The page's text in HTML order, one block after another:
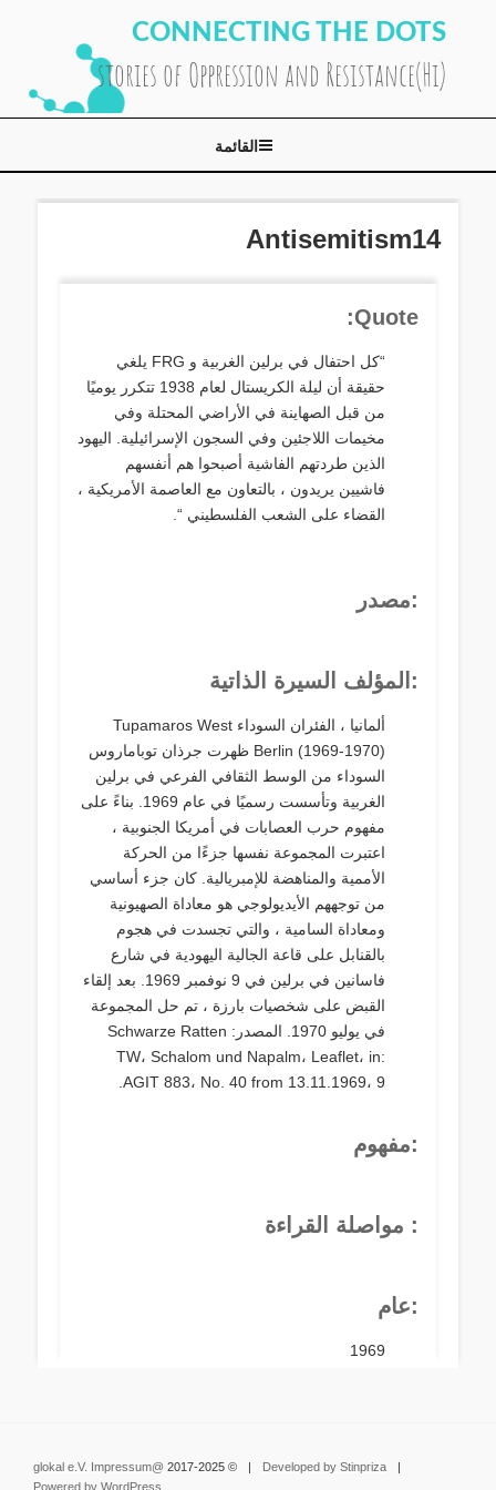
المحتوى
CONNECTING THE DOTS
(Hi)stories of Oppression and Resistance
القائمة
Antisemitism14
Quote:
“كل احتفال في برلين الغربية و FRG يلغي
حقيقة أن ليلة الكريستال لعام 1938 تتكرر يوميًا
من قبل الصهاينة في الأراضي المحتلة وفي
مخيمات اللاجئين وفي السجون الإسرائيلية. اليهود
الذين طردتهم الفاشية أصبحوا هم أنفسهم
فاشيين يريدون ، بالتعاون مع العاصمة الأمريكية ،
القضاء على الشعب الفلسطيني “.
:مصدر
:المؤلف السيرة الذاتية
ألمانيا ، الفئران السوداء Tupamaros West
Berlin (1969-1970) ظهرت جرذان توباماروس
السوداء من الوسط الثقافي الفرعي في برلين
الغربية وتأسست رسميًا في عام 1969. بناءً على
مفهوم حرب العصابات في أمريكا الجنوبية ،
اعتبرت المجموعة نفسها جزءًا من الحركة
الأممية والمناهضة للإمبريالية. كان جزء أساسي
من توجههم الأيديولوجي هو معاداة الصهيونية
ومعاداة السامية ، والتي تجسدت في هجوم
بالقنابل على قاعة الجالية اليهودية في شارع
فاسانين في برلين في 9 نوفمبر 1969. بعد إلقاء
القبض على شخصيات بارزة ، تم حل المجموعة
في يوليو 1970. المصدر: Schwarze Ratten
TW، Schalom und Napalm، Leaflet، in:
AGIT 883، No. 40 from 13.11.1969، 9.
:مفهوم
: مواصلة القراءة
:عام
1969
© 2017-2025
@glokal e.V.
Impressum | Developed by Stinpriza
|
Powered by WordPress